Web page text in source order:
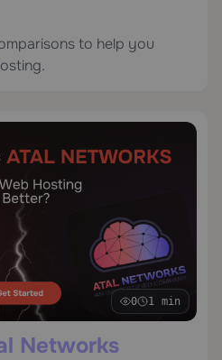
to help you
0 1 min
Networks